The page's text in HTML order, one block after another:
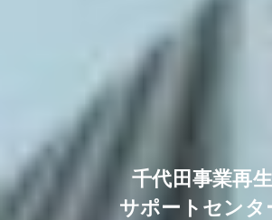
千代田事業再生
サポートセンタ